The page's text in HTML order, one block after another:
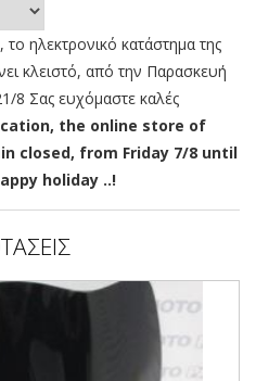
ηλεκτρονικό κατάστημα της
κλειστό, από την Παρασκευή
8 Σας ευχόμαστε καλές
the online store of
closed, from Friday 7/8 until
holiday ..!